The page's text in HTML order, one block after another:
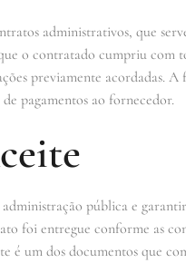
administrativos, que
o contratado cumpriu com
previamente acordadas.
pagamentos ao fornecedor.
pública e
foi entregue conforme as
é um dos documentos que